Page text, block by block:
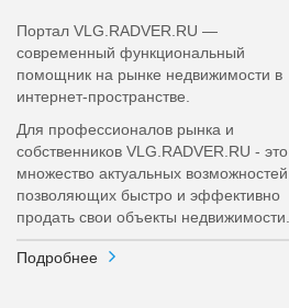
Портал VLG.RADVER.RU —
современный функциональный
помощник на рынке недвижимости в
интернет-пространстве.
Для профессионалов рынка и
собственников VLG.RADVER.RU - это
множество актуальных возможностей,
позволяющих быстро и эффективно
продать свои объекты недвижимости.
Подробнее